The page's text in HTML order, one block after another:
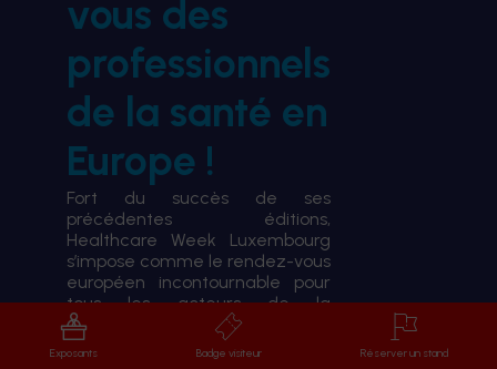
vous des
professionnels
de la santé en
Europe !
Fort du succès de ses
précédentes éditions,
Healthcare Week Luxembourg
s’impose comme le rendez-vous
européen incontournable pour
tous les acteurs de la
transformation du système de
santé.
Exposants Badge visiteur Réserver un stand